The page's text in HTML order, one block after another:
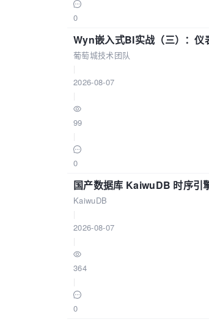
0
Wyn嵌入式BI实战（三）：仪
葡萄城技术团队
2026-08-07
99
0
国产数据库 KaiwuDB 时序引
KaiwuDB
2026-08-07
364
0